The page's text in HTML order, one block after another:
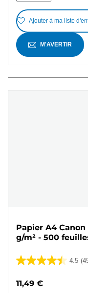
Ajouter à ma liste
M'AVERTIR
Papier A4 Canon
g/m² - 500
4.5
4.5
11,49 €